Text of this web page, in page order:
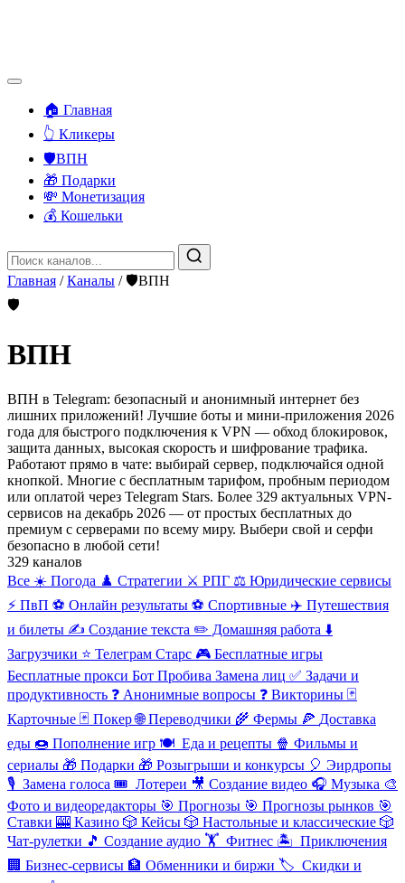
🏠 Главная
👆 Кликеры
🛡️ВПН
🎁 Подарки
💸 Монетизация
💰 Кошельки
Главная / Каналы / 🛡️ВПН
🛡
️ВПН
ВПН в Telegram: безопасный и анонимный интернет без
лишних приложений! Лучшие боты и мини-приложения 2026
года для быстрого подключения к VPN — обход блокировок,
защита данных, высокая скорость и шифрование трафика.
Работают прямо в чате: выбирай сервер, подключайся одной
кнопкой. Многие с бесплатным тарифом, пробным периодом
или оплатой через Telegram Stars. Более 329 актуальных VPN-
сервисов на декабрь 2026 — от простых бесплатных до
премиум с серверами по всему миру. Выбери свой и серфи
безопасно в любой сети!
329 каналов
Все ☀️ Погода ♟️ Стратегии ⚔️ РПГ ⚖️ Юридические сервисы
⚡ ПвП ⚽ Онлайн результаты ⚽ Спортивные ✈️ Путешествия
и билеты ✍️ Создание текста ✏️ Домашняя работа ⬇️
Загрузчики ⭐ Телеграм Старс 🎮 Бесплатные игры
Бесплатные прокси Бот Пробива Замена лиц ✅ Задачи и
продуктивность ❓ Анонимные вопросы ❓ Викторины 🃏
Карточные 🃏 Покер 🌐 Переводчики 🌾 Фермы 🍕 Доставка
еды 🍩 Пополнение игр 🍽 ️ ️Еда и рецепты 🍿 Фильмы и
сериалы 🎁 Подарки 🎁 Розыгрыши и конкурсы 🎈 Эирдропы
🎙 ️ Замена голоса 🎟 ️ Лотереи 🎥 Создание видео 🎧 Музыка 🎨
Фото и видеоредакторы 🎯 Прогнозы 🎯 Прогнозы рынков 🎯
Ставки 🎰 Казино 🎲 Кейсы 🎲 Настольные и классические 🎲
Чат-рулетки 🎵 Создание аудио 🏋 ️ Фитнес 🏝 ️ Приключения
🏢 Бизнес-сервисы 🏦 Обменники и биржи 🏷 ️ Скидки и